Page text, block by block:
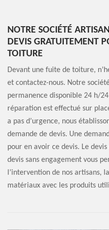
NOTRE SOCIÉTÉ
DEVIS GRATUITEMENT
TOITURE
Devant une fuite de toiture,
et contactez-nous. Notre
permanence disponible 24 h/
réparation est effectué sur
a pas d’urgence, nous
demande de devis. Une
pour en avoir ce devis. Le
devis sans engagement vous
l’intervention de nos artisans,
matériaux avec les produits